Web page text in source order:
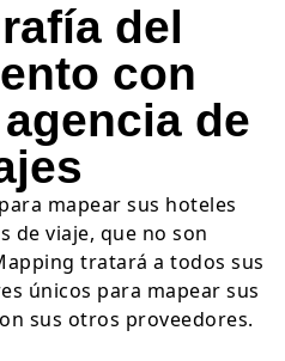
del
con
de
mapear sus hoteles
de viaje, que no son
tratará a todos sus
únicos para mapear sus
sus otros proveedores.